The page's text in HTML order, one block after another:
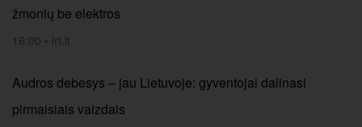
žmonių be elektros
16:00 • lrt.lt
Audros debesys – jau Lietuvoje: gyventojai dalinasi
pirmaisiais vaizdais